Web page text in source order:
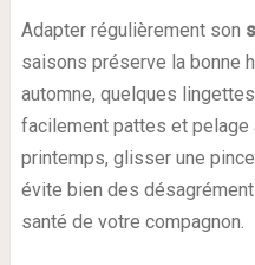
Adapter régulièrement son
saisons préserve la bonne
automne, quelques
facilement pattes et pelage
printemps, glisser une
évite bien des
santé de votre compagnon.